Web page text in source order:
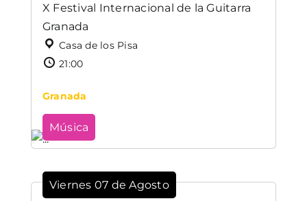
X Festival Internacional de la Guitarra
Granada
Casa de los Pisa
21:00
Granada
Música
Viernes 07 de Agosto